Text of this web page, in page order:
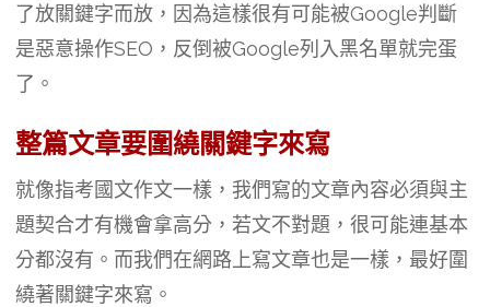
了放關鍵字而放，因為這樣很有可能被Google判斷
是惡意操作SEO，反倒被Google列入黑名單就完蛋
了。
整篇文章要圍繞關鍵字來寫
就像指考國文作文一樣，我們寫的文章內容必須與主
題契合才有機會拿高分，若文不對題，很可能連基本
分都沒有。而我們在網路上寫文章也是一樣，最好圍
繞著關鍵字來寫。